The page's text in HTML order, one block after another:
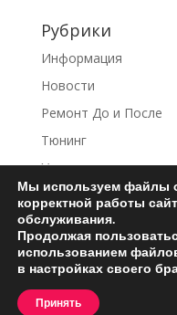
Рубрики
Информация
Новости
Ремонт До и После
Тюнинг
Услуги
Ремонт
Мы используем файлы
корректной работы
обслуживания.
Продолжая
использованием
в настройках своего
Принять